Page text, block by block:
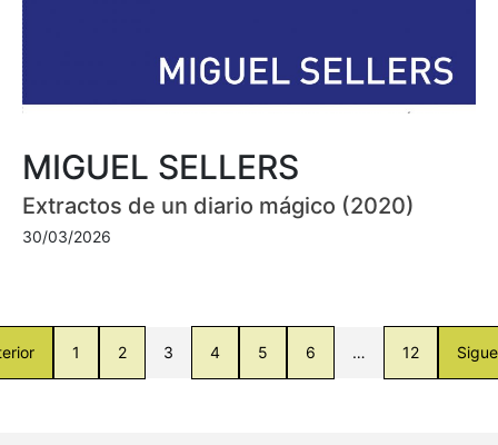
MIGUEL SELLERS
Extractos de un diario mágico (2020)
30/03/2026
1 2 3 4 5 6 … 12